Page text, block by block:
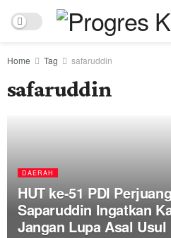
Home Tag safaruddin
safaruddin
DAERAH
HUT ke-51 PDI
Saparuddin Ingatkan
Jangan Lupa Asal Usul